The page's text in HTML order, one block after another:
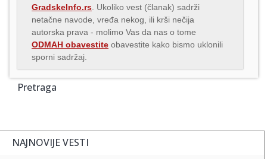
GradskeInfo.rs . Ukoliko vest (članak) sadrži
netačne navode, vređa nekog, ili krši nečija
autorska prava - molimo Vas da nas o tome
ODMAH obavestite obavestite kako bismo uklonili
sporni sadržaj.
Pretraga
NAJNOVIJE VESTI